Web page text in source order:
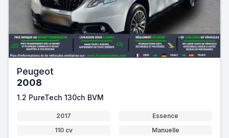
Peugeot
2008
1.2 PureTech 130ch BVM
2017
Essence
110 cv
Manuelle